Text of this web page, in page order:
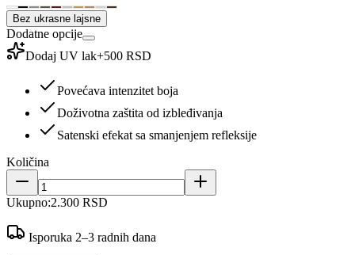
Bez ukrasne lajsne
Dodatne opcije
Dodaj UV lak+500 RSD
Povećava intenzitet boja
Doživotna zaštita od izbleđivanja
Satenski efekat sa smanjenjem refleksije
Količina
Ukupno:2.300 RSD
Isporuka 2–3 radnih dana